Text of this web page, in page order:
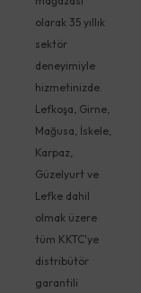
olarak 35 yıllık
sektör
deneyimiyle
hizmetinizde.
Lefkoşa, Girne,
Mağusa, İskele,
Karpaz,
Güzelyurt ve
Lefke dahil
olmak üzere
tüm KKTC'ye
distribütör
garantili